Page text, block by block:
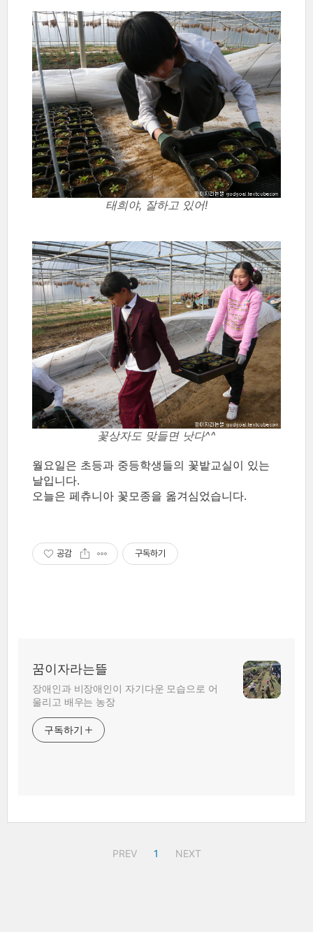
태희야, 잘하고 있어!
꽃상자도 맞들면 낫다^^
월요일은 초등과 중등학생들의 꽃밭교실이 있는
날입니다.
오늘은 페츄니아 꽃모종을 옮겨심었습니다.
공감 구독하기
꿈이자라는뜰
장애인과 비장애인이 자기다운 모습으로 어
울리고 배우는 농장
구독하기
PREV 1 NEXT